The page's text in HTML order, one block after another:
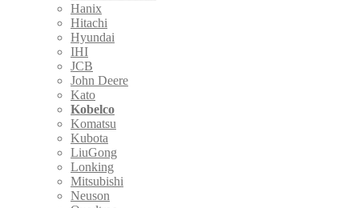
Hanix
Hitachi
Hyundai
IHI
JCB
John Deere
Kato
Kobelco
Komatsu
Kubota
LiuGong
Lonking
Mitsubishi
Neuson